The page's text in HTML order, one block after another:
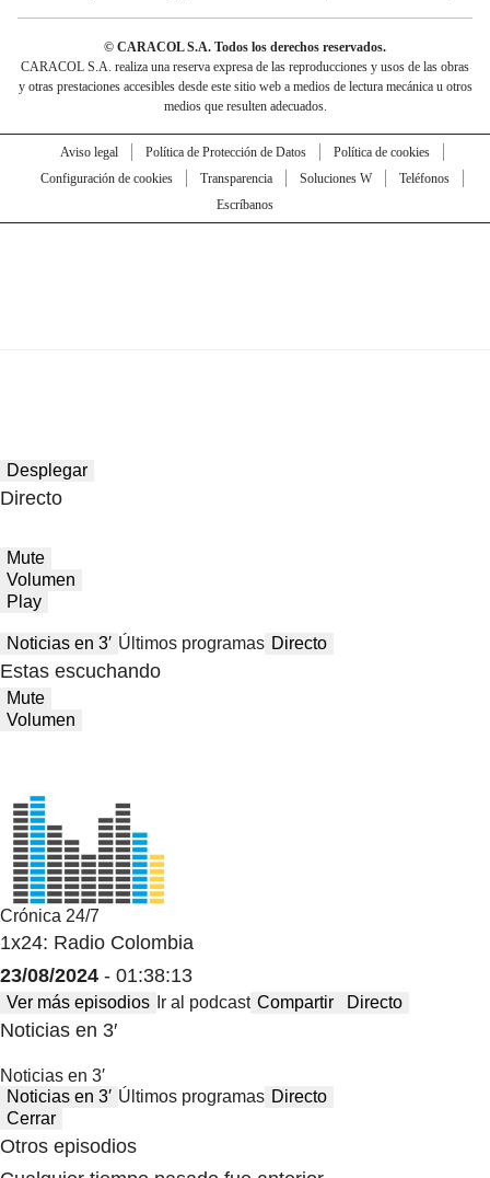
© CARACOL S.A. Todos los derechos reservados.
CARACOL S.A. realiza una reserva expresa de las reproducciones y usos de las obras
y otras prestaciones accesibles desde este sitio web a medios de lectura mecánica u otros
medios que resulten adecuados.
Aviso legal Política de Protección de Datos
Política de cookies
Configuración de cookies
Transparencia Soluciones W
Teléfonos
Escríbanos
Desplegar
Directo
Mute
Volumen
Play
Noticias en 3′ Últimos programas Directo
Estas escuchando
Mute
Volumen
Crónica 24/7
1x24: Radio Colombia
23/08/2024 - 01:38:13
Ver más episodios Ir al podcast Compartir Directo
Noticias en 3′
Noticias en 3′
Noticias en 3′ Últimos programas Directo
Cerrar
Otros episodios